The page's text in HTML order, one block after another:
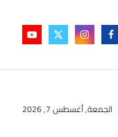
الجمعة, أغسطس 7, 2026